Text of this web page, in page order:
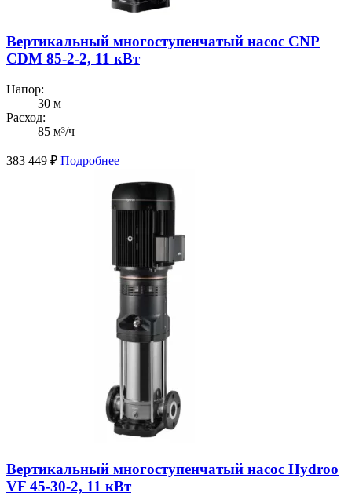
Вертикальный многоступенчатый насос CNP
CDM 85-2-2, 11 кВт
Напор:
30 м
Расход:
85 м³/ч
383 449 ₽ Подробнее
Вертикальный многоступенчатый насос Hydroo
VF 45-30-2, 11 кВт